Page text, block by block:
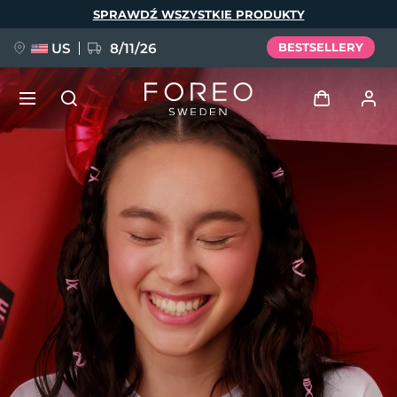
SPRAWDŹ WSZYSTKIE PRODUKTY
US 8/11/26 BESTSELLERY
Profil użytkownika
Moje urządzenia
Moje zamówienia
Moje adresy
Moje subskrypcje
NOWOŚĆ
FAQ™ Pure Beauty-Tech Elixir
BREAKING NEWS
issa™ Teeth Whitening Set
Język
English Deutsch
Español
Français
Italiano
Português
Polski
Svenska
Русский
Türkçe
简体中文 繁體中文